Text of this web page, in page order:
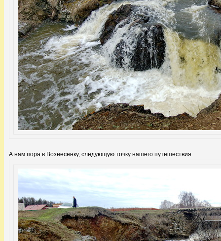
А нам пора в Вознесенку, следующую точку нашего путешествия.